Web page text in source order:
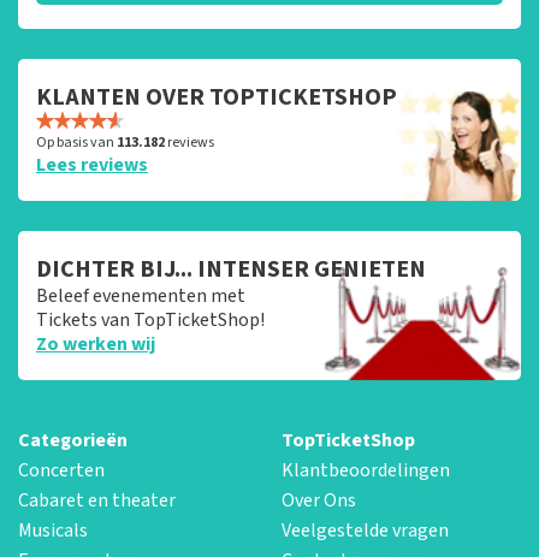
KLANTEN OVER TOPTICKETSHOP
Op basis van 113.182reviews
Lees reviews
DICHTER BIJ... INTENSER GENIETEN
Beleef evenementen met
Tickets van TopTicketShop!
Zo werken wij
Categorieën
Concerten
Cabaret en theater
Musicals
TopTicketShop
Klantbeoordelingen
Over Ons
Veelgestelde vragen